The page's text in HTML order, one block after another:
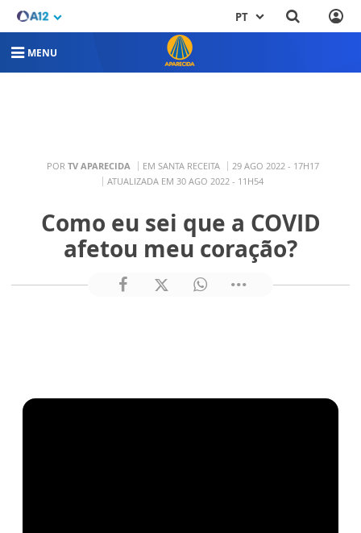
PT
MENU
POR TV APARECIDA EM SANTA RECEITA
29 AGO 2022 - 17H17
ATUALIZADA EM 30 AGO 2022 - 11H54
Como eu sei que a COVID
afetou meu coração?